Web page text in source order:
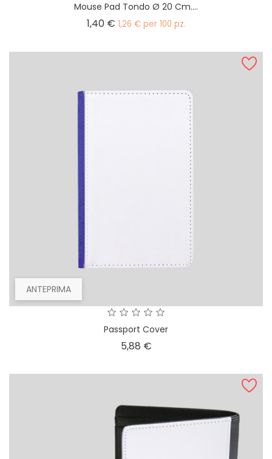
Mouse Pad Tondo Ø 20 Cm....
1,40 € Prezzo
1,26 € per 100 pz.
ANTEPRIMA
Passport Cover
5,88 €Prezzo